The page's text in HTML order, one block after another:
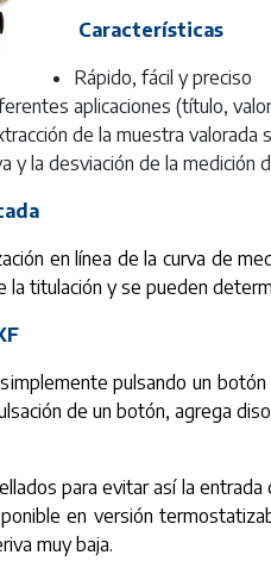
Características
Rápido, fácil y preciso
aplicaciones (título,
de la muestra
y la desviación de la medición
en línea de la curva de
la titulación y se pueden
pulsando un
de un botón, agrega
para evitar así la
en versión
muy baja.